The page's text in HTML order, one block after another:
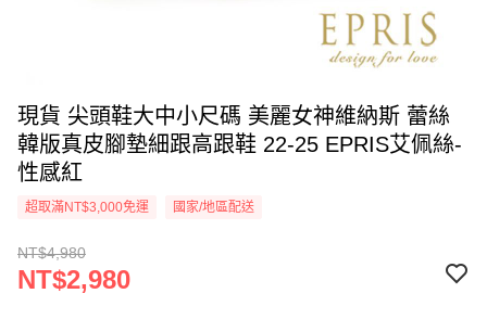
現貨 尖頭鞋大中小尺碼 美麗女神維納斯 蕾絲
韓版真皮腳墊細跟高跟鞋 22-25 EPRIS艾佩絲-
性感紅
超取滿NT$3,000免運 國家/地區配送
NT$4,980
NT$2,980